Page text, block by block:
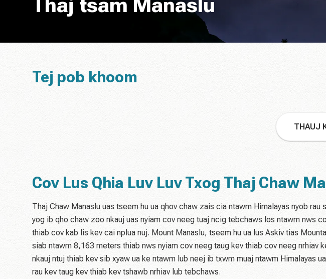
Tej pob khoom
THAUJ
Cov Lus Qhia Luv Luv Txog Thaj Chaw
Thaj Chaw Manaslu uas tseem hu ua qhov chaw zais cia ntawm Himalayas nyob
yog ib qho chaw zoo nkauj uas nyiam cov neeg tuaj ncig tebchaws los ntawm nws
thiab cov kab lis kev cai nplua nuj. Mount Manaslu, tseem hu ua lus Askiv tias
siab ntawm 8,163 meters thiab nws nyiam cov neeg taug kev thiab cov neeg nrhiav
nkauj ntuj thiab kev sib xyaw ua ke ntawm lub neej ib txwm muaj ntawm Himalayas
rau kev taug kev thiab kev tshawb nrhiav lub tebchaws.